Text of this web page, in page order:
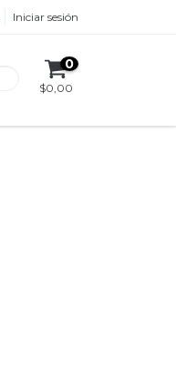
Iniciar sesión
0
$0,00